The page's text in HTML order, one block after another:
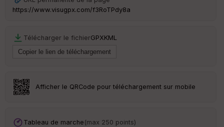
https://www.visugpx.com/f3RoTPdy8a
Télécharger le fichierGPXKML
Afficher le QRCode pour téléchargement sur mobile
Tableau de marche (max 250 points)